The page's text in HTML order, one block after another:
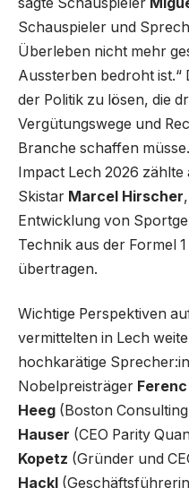
Schauspieler und
Überleben nicht mehr
Aussterben bedroht ist.“
der Politik zu lösen, die
Vergütungswege und
Branche schaffen
Impact Lech 2026
Skistar Marcel Hirscher
Entwicklung von
Technik aus der Formel
übertragen.
Wichtige Perspektiven
vermittelten in Lech
hochkarätige
Nobelpreisträger
Heeg (Boston
Hauser (CEO Parity
Kopetz (Gründer und
Hackl